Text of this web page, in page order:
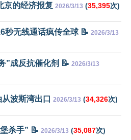
京的经济报复 2026/3/13 (35,395次)
秒无线通话疯传全球 📝 2026/3/13
”成反抗催化剂 📝 2026/3/13
波斯湾出口 2026/3/13 (34,326次)
杀手” 📝 2026/3/13 (35,087次)